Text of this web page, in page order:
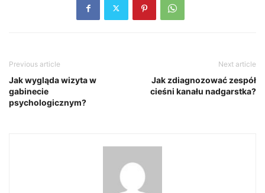
Previous article
Jak wygląda wizyta w
gabinecie
psychologicznym?
Next article
Jak zdiagnozować zespół
cieśni kanału nadgarstka?